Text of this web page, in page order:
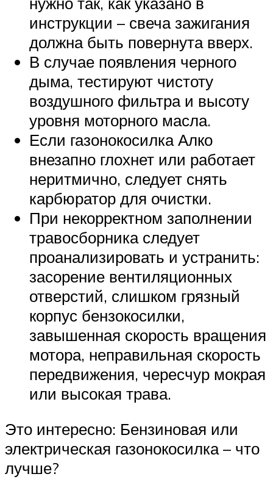
инструкции – свеча зажигания
должна быть повернута вверх.
В случае появления черного
дыма, тестируют чистоту
воздушного фильтра и высоту
уровня моторного масла.
Если газонокосилка Алко
внезапно глохнет или работает
неритмично, следует снять
карбюратор для очистки.
При некорректном заполнении
травосборника следует
проанализировать и устранить:
засорение вентиляционных
отверстий, слишком грязный
корпус бензокосилки,
завышенная скорость вращения
мотора, неправильная скорость
передвижения, чересчур мокрая
или высокая трава.
Это интересно: Бензиновая или
электрическая газонокосилка – что
лучше?